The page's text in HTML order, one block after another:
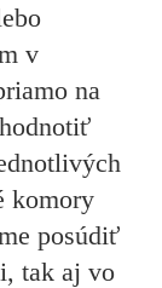
v
na
komory
posúdiť
tak aj vo